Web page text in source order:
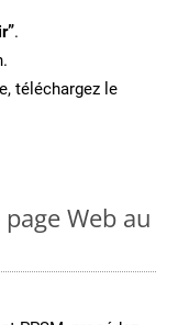
.
téléchargez le
Web au